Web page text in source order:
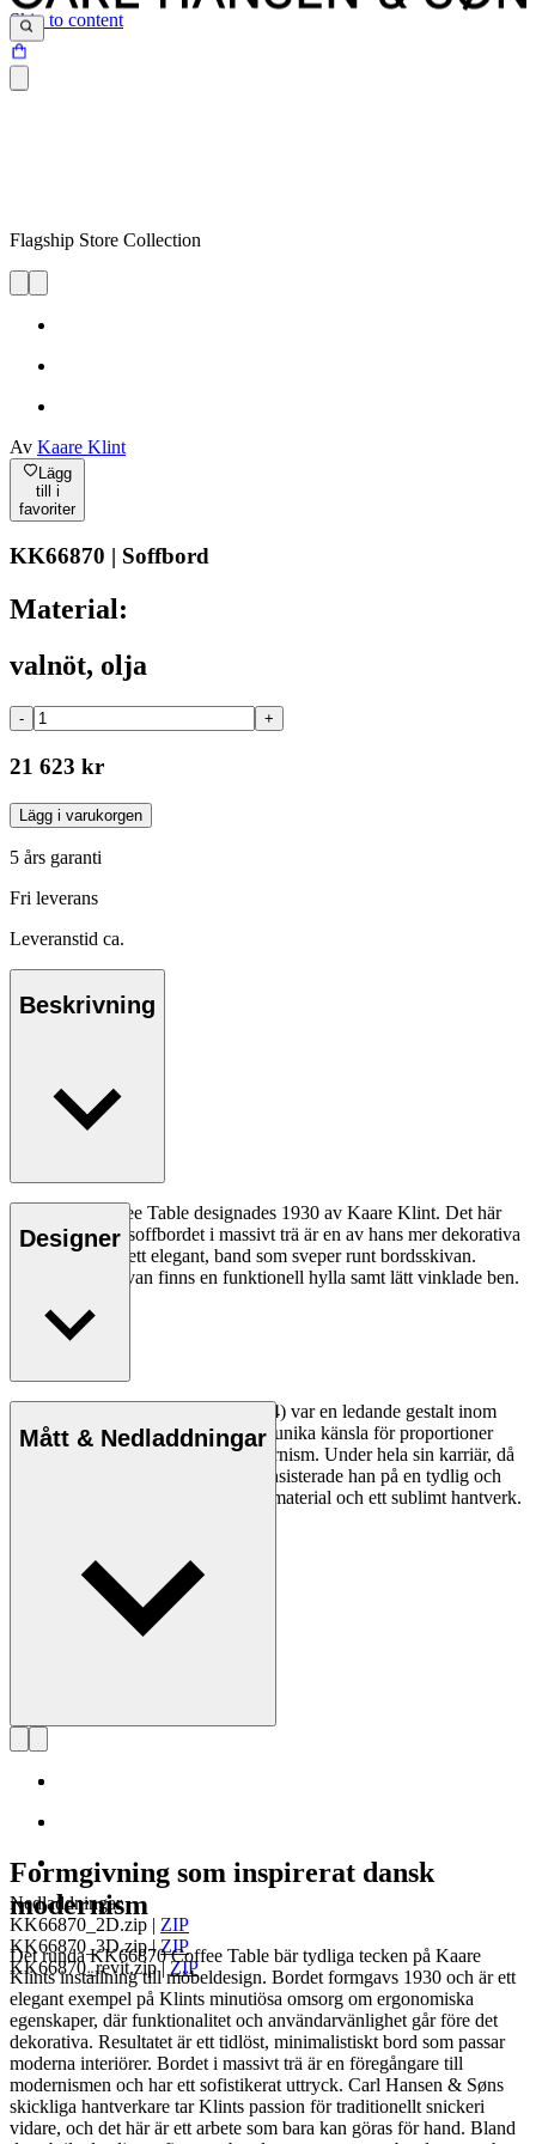
Skip to content
Flagship Store Collection
Av Kaare Klint
Lägg
till i
favoriter
KK66870 | Soffbord
Material:
valnöt, olja
- +
21 623 kr
Lägg i varukorgen
5 års garanti
Fri leverans
Leveranstid ca.
Beskrivning
KK66870 Coffee Table designades 1930 av Kaare Klint. Det här
moderna runda soffbordet i massivt trä är en av hans mer dekorativa
möbler och har ett elegant, band som sveper runt bordsskivan.
Under bordsskivan finns en funktionell hylla samt lätt vinklade ben.
Läs mer
Designer
Arkitekten Kaare Klint (1888–1954) var en ledande gestalt inom
dansk design och skapade med sin unika känsla för proportioner
grunden för begreppet dansk modernism. Under hela sin karriär, då
han skapade en rad designikoner, insisterade han på en tydlig och
logisk design, rena linjer, optimala material och ett sublimt hantverk.
Mått & Nedladdningar
Nedladdningar
KK66870_2D.zip | ZIP
KK66870_3D.zip|ZIP
KK66870_revit.zip| ZIP
Formgivning som inspirerat dansk
modernism
Det runda KK66870 Coffee Table bär tydliga tecken på Kaare
Klints inställning till möbeldesign. Bordet formgavs 1930 och är ett
elegant exempel på Klints minutiösa omsorg om ergonomiska
egenskaper, där funktionalitet och användarvänlighet går före det
dekorativa. Resultatet är ett tidlöst, minimalistiskt bord som passar
moderna interiörer. Bordet i massivt trä är en föregångare till
modernismen och har ett sofistikerat uttryck. Carl Hansen & Søns
skickliga hantverkare tar Klints passion för traditionellt snickeri
vidare, och det här är ett arbete som bara kan göras för hand. Bland